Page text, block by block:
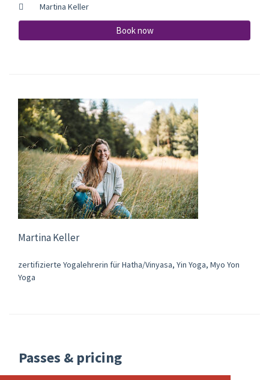
Martina Keller
Book now
Martina Keller
zertifizierte Yogalehrerin für Hatha/Vinyasa, Yin Yoga, Myo Yon
Yoga
Passes & pricing